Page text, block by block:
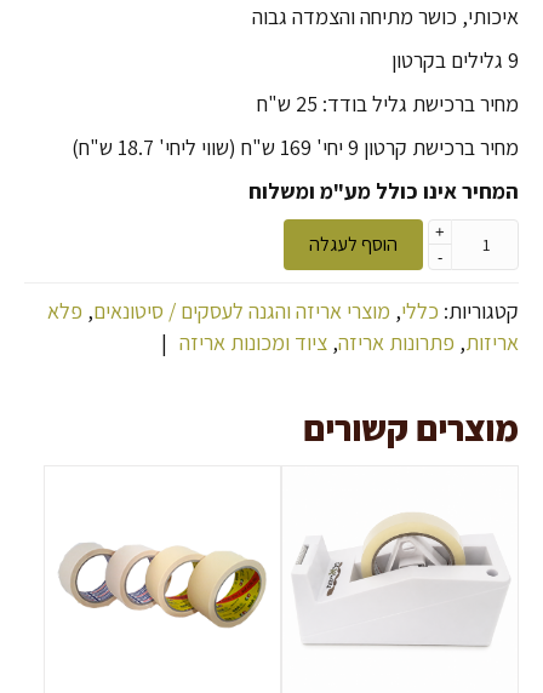
איכותי, כושר מתיחה והצמדה גבוה
9 גלילים בקרטון
מחיר ברכישת גליל בודד: 25 ש"ח
מחיר ברכישת קרטון 9 יחי' 169 ש"ח (שווי ליחי' 18.7 ש"ח)
המחיר אינו כולל מע"מ ומשלוח
+
-
הוסף לעגלה
קטגוריות: כללי, מוצרי אריזה והגנה לעסקים / סיטונאים, פלא
אריזות, פתרונות אריזה, ציוד ומכונות אריזה |
מוצרים קשורים